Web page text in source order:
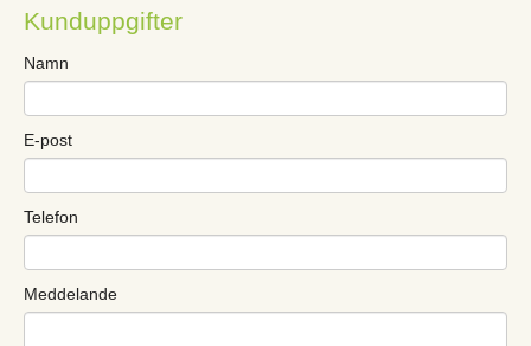
Kunduppgifter
Namn
E-post
Telefon
Meddelande